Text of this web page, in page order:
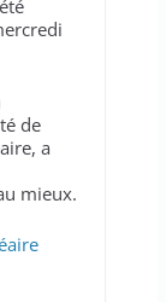
de
a
mieux.